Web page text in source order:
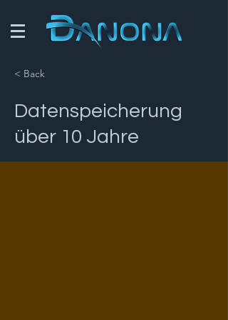
< Back
Datenspeicherung
über 10 Jahre